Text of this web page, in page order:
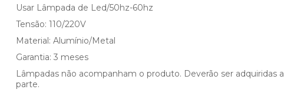
Usar Lâmpada de Led/50hz-60hz
Tensão: 110/220V
Material: Alumínio/Metal
Garantia: 3 meses
Lâmpadas não acompanham o produto. Deverão ser adquiridas a
parte.